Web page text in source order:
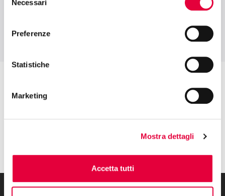
delNecessari
Preferenze
Statistiche
Marketing
Mostra dettagli
Accetta tutti